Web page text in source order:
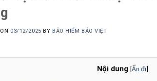
03/12/2025 BY BẢO HIỂM BẢO VIỆT
Nội dung [Ẩn đi]